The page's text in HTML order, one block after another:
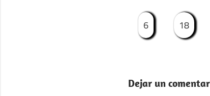
6 18
Dejar un